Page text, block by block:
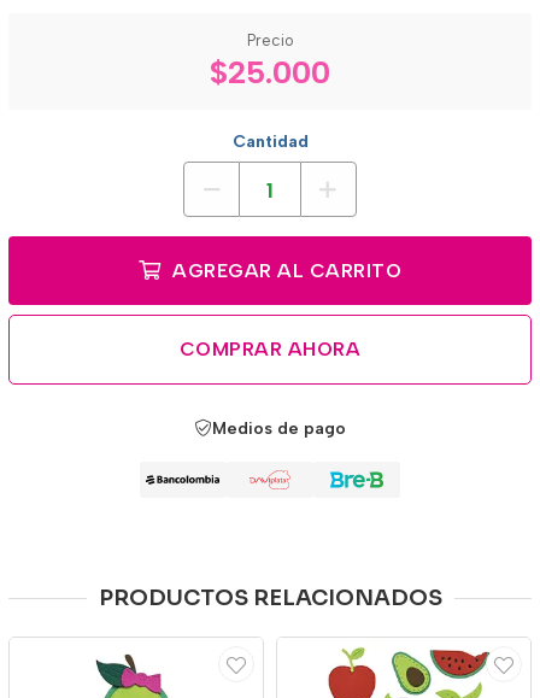
Precio
$25.000
Cantidad
AGREGAR AL CARRITO
COMPRAR AHORA
Medios de pago
PRODUCTOS RELACIONADOS